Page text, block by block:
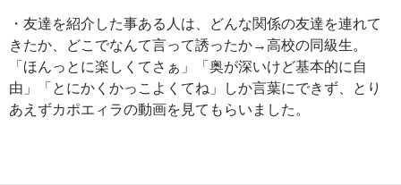
・友達を紹介した事ある人は、どんな関係の友達を連れて
きたか、どこでなんて言って誘ったか→高校の同級生。
「ほんっとに楽しくてさぁ」「奥が深いけど基本的に自
由」「とにかくかっこよくてね」しか言葉にできず、とり
あえずカポエィラの動画を見てもらいました。